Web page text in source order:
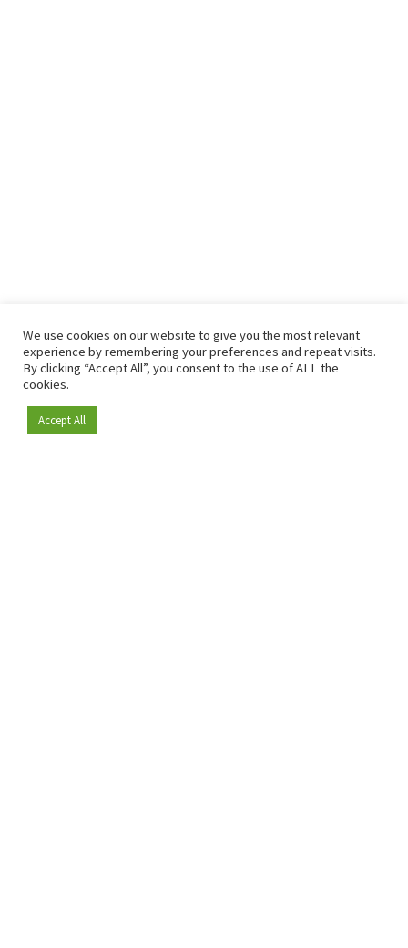
We use cookies on our website to give you the most relevant
experience by remembering your preferences and repeat visits.
By clicking “Accept All”, you consent to the use of ALL the
cookies.
Accept All